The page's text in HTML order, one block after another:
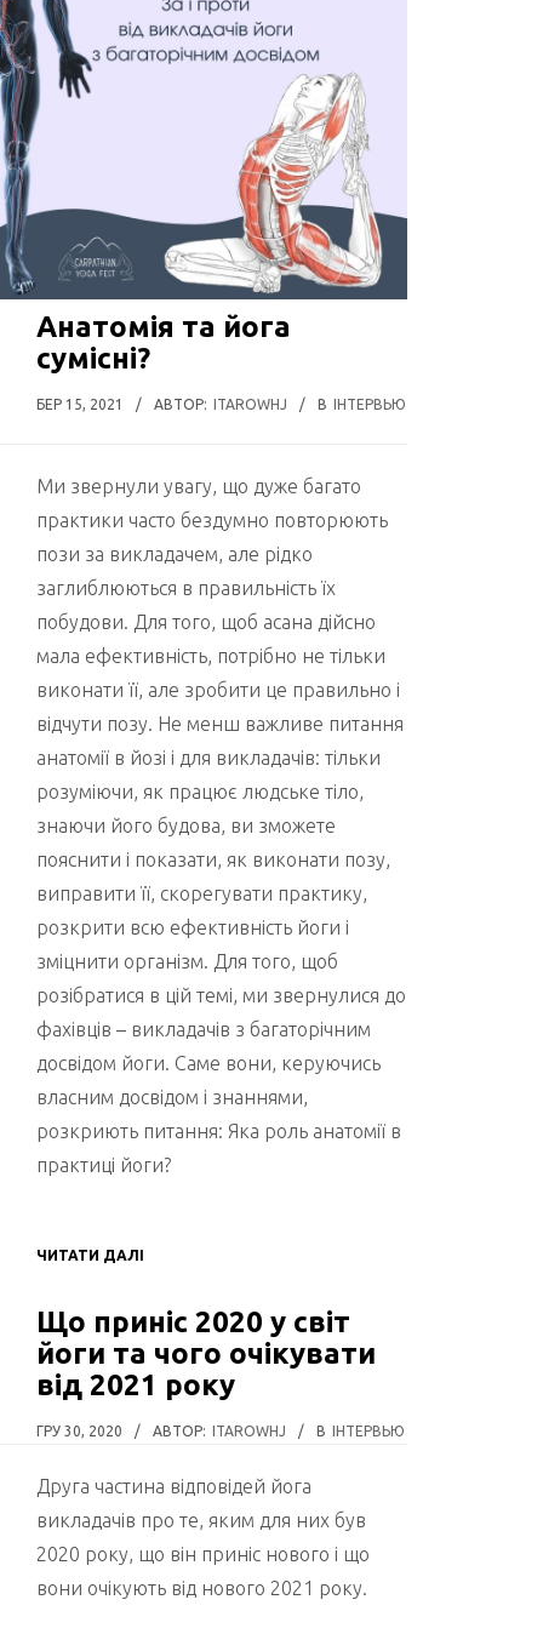
Анатомія та йога
сумісні?
БЕР 15, 2021 / АВТОР: ITAROWHJ / В ІНТЕРВЬЮ
Ми звернули увагу, що дуже багато
практики часто бездумно повторюють
пози за викладачем, але рідко
заглиблюються в правильність їх
побудови. Для того, щоб асана дійсно
мала ефективність, потрібно не тільки
виконати її, але зробити це правильно і
відчути позу. Не менш важливе питання
анатомії в йозі і для викладачів: тільки
розуміючи, як працює людське тіло,
знаючи його будова, ви зможете
пояснити і показати, як виконати позу,
виправити її, скорегувати практику,
розкрити всю ефективність йоги і
зміцнити організм. Для того, щоб
розібратися в цій темі, ми звернулися до
фахівців – викладачів з багаторічним
досвідом йоги. Саме вони, керуючись
власним досвідом і знаннями,
розкриють питання: Яка роль анатомії в
практиці йоги?
ЧИТАТИ ДАЛІ
Що приніс 2020 у світ
йоги та чого очікувати
від 2021 року
ГРУ 30, 2020 / АВТОР: ITAROWHJ / В ІНТЕРВЬЮ
Друга частина відповідей йога
викладачів про те, яким для них був
2020 року, що він приніс нового і що
вони очікують від нового 2021 року.